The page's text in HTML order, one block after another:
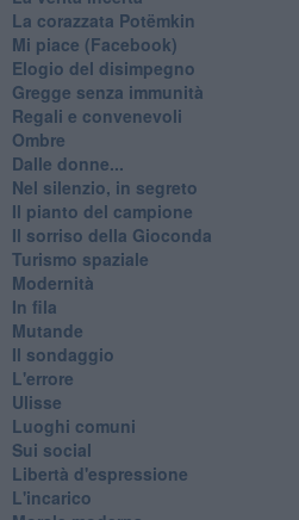
La corazzata Potëmkin
Mi piace (Facebook)
Elogio del disimpegno
Gregge senza immunità
Regali e convenevoli
Ombre
Dalle donne...
Nel silenzio, in segreto
Il pianto del campione
Il sorriso della Gioconda
Turismo spaziale
Modernità
In fila
Mutande
Il sondaggio
L'errore
Ulisse
Luoghi comuni
Sui social
Libertà d'espressione
L'incarico